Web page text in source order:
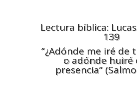
Lectura bíblica:
139
”¿Adónde me iré de
o adónde huiré
presencia”